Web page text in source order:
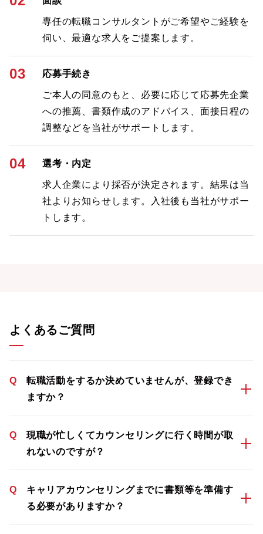
専任の転職コンサルタントがご希望やご経験を
伺い、最適な求人をご提案します。
03 応募手続き
ご本人の同意のもと、必要に応じて応募先企業
への推薦、書類作成のアドバイス、面接日程の
調整などを当社がサポートします。
04 選考・内定
求人企業により採否が決定されます。結果は当
社よりお知らせします。入社後も当社がサポー
トします。
よくあるご質問
Q
転職活動をするか決めていませんが、登録でき
ますか？
Q
現職が忙しくてカウンセリングに行く時間が取
れないのですが？
Q
キャリアカウンセリングまでに書類等を準備す
る必要がありますか？